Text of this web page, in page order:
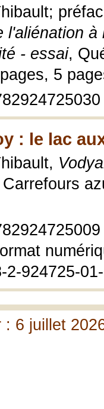
l'aliénation
- essai,
5
: le lac
2-924725-
: 6 juillet